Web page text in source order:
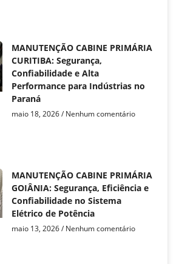
MANUTENÇÃO CABINE PRIMÁRIA
CURITIBA: Segurança,
Confiabilidade e Alta
Performance para Indústrias no
Paraná
maio 18, 2026 Nenhum comentário
MANUTENÇÃO CABINE PRIMÁRIA
GOIÂNIA: Segurança, Eficiência e
Confiabilidade no Sistema
Elétrico de Potência
maio 13, 2026 Nenhum comentário